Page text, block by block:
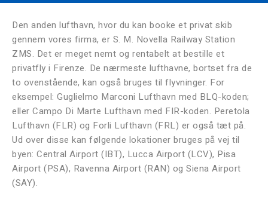
Den anden lufthavn, hvor du kan booke et privat skib
gennem vores firma, er S. M. Novella Railway Station
ZMS. Det er meget nemt og rentabelt at bestille et
privatfly i Firenze. De nærmeste lufthavne, bortset fra de
to ovenstående, kan også bruges til flyvninger. For
eksempel: Guglielmo Marconi Lufthavn med BLQ-koden;
eller Campo Di Marte Lufthavn med FIR-koden. Peretola
Lufthavn (FLR) og Forli Lufthavn (FRL) er også tæt på.
Ud over disse kan følgende lokationer bruges på vej til
byen: Central Airport (IBT), Lucca Airport (LCV), Pisa
Airport (PSA), Ravenna Airport (RAN) og Siena Airport
(SAY).